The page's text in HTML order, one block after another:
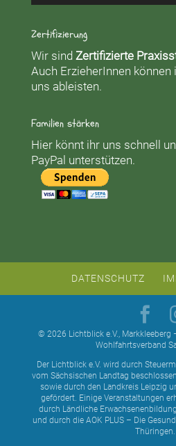
Zertifizierung
Wir sind Zertifizierte
Auch ErzieherInnen können
uns ableisten.
Familien stärken
Hier könnt ihr uns schnell
PayPal unterstützen.
DATENSCHUTZ
© 2026 Lichtblick e.V., Markkleeberg
Wohlfahrtsverband
Der Lichtblick e.V. wird durch
vom Sächsischen Landtag
sowie durch den Landkreis Leipzig
gefördert. Einige Veranstaltungen
durch Ländliche
und durch die AOK PLUS – Die
Thüringen.